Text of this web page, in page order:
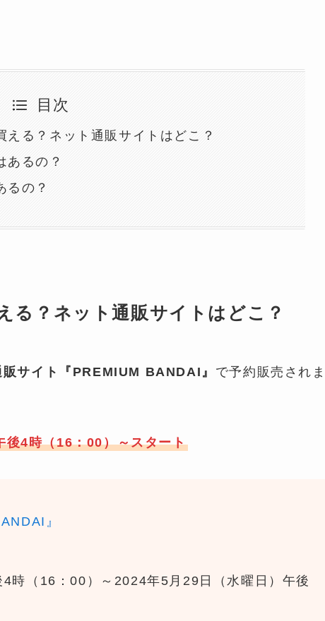
目次
える？ネット通販サイトはどこ？
あるの？
るの？
る？ネット通販サイトはどこ？
サイト『PREMIUM BANDAI』 で予約販売され
4時（16：00）～スタート
』
時（16：00）～2024年5月29日（水曜日）午後